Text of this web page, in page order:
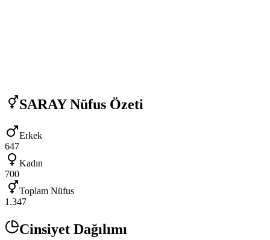
SARAYNüfus Özeti
Erkek
647
Kadın
700
Toplam Nüfus
1.347
Cinsiyet Dağılımı